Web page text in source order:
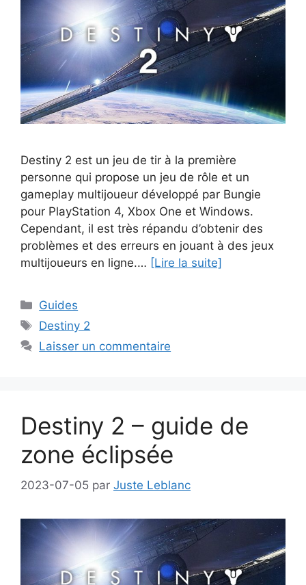
Destiny 2 est un jeu de tir à la première
personne qui propose un jeu de rôle et un
gameplay multijoueur développé par Bungie
pour PlayStation 4, Xbox One et Windows.
Cependant, il est très répandu d’obtenir des
problèmes et des erreurs en jouant à des jeux
multijoueurs en ligne.… [Lire la suite]
Catégories
Guides
Étiquettes
Destiny 2
Laisser un commentaire
Destiny 2 – guide de
zone éclipsée
2023-07-05 par Juste Leblanc